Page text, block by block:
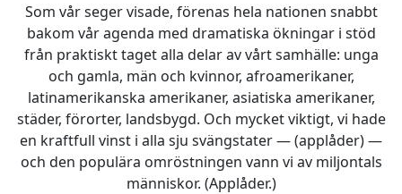
Som vår seger visade, förenas hela nationen snabbt
bakom vår agenda med dramatiska ökningar i stöd
från praktiskt taget alla delar av vårt samhälle: unga
och gamla, män och kvinnor, afroamerikaner,
latinamerikanska amerikaner, asiatiska amerikaner,
städer, förorter, landsbygd. Och mycket viktigt, vi hade
en kraftfull vinst i alla sju svängstater — (applåder) —
och den populära omröstningen vann vi av miljontals
människor. (Applåder.)